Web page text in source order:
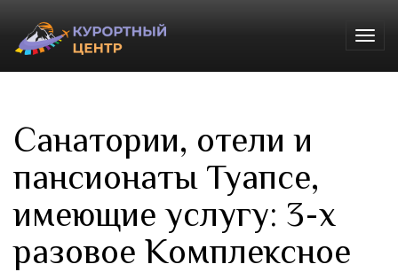
Санатории, отели и
пансионаты Туапсе,
имеющие услугу: 3-х
разовое Комплексное